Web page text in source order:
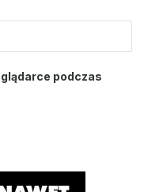
podczas